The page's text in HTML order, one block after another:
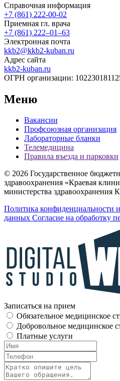
Справочная информация
+7 (861) 222-00-02
Приемная гл. врача
+7 (861) 222‒01‒63
Электронная почта
kkb2@kkb2-kuban.ru
Адрес сайта
kkb2-kuban.ru
ОГРН организации:
Меню
Вакансии
Профсоюзная организация
Лабораторные бланки
Телемедицина
Правила въезда и парковки
© 2026 Государственное
здравоохранения «Краевая
министерства здравоохранения
Политика конфиденциальности
данных Согласие на обработку
Записаться на прием
Обязательное медицинское
Добровольное медицинское
Платные услуги